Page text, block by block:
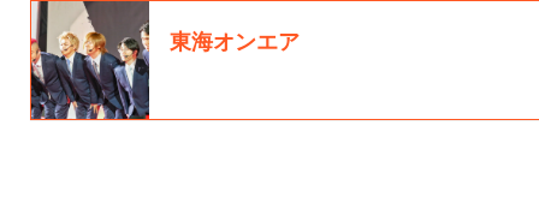
東海オンエア